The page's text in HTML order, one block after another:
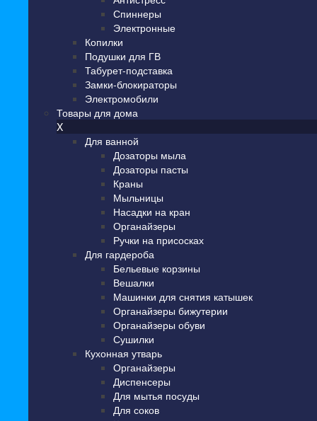
Спиннеры
Электронные
Копилки
Подушки для ГВ
Табурет-подставка
Замки-блокираторы
Электромобили
Товары для дома
X
Для ванной
Дозаторы мыла
Дозаторы пасты
Краны
Мыльницы
Насадки на кран
Органайзеры
Ручки на присосках
Для гардероба
Бельевые корзины
Вешалки
Машинки для снятия катышек
Органайзеры бижутерии
Органайзеры обуви
Сушилки
Кухонная утварь
Органайзеры
Диспенсеры
Для мытья посуды
Для соков